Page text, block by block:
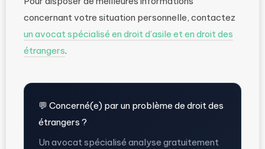
concernant votre situation personnelle, contactez
un avocat spécialisé en droit d’asile et en droit des
étrangers.
💬 Concerné(e) par un problème de droit des
étrangers ?
Un avocat spécialisé analyse gratuitement